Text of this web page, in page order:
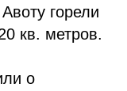
горели
кв. метров.
о